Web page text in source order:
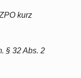
kurz
§ 32 Abs. 2